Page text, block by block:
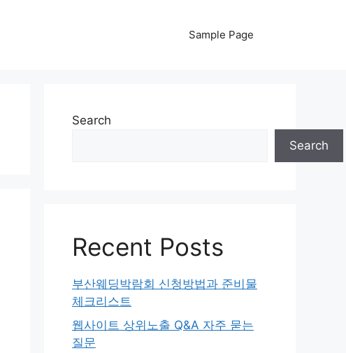
Sample Page
Search
Search
Recent Posts
부산웨딩박람회 신청방법과 준비물
체크리스트
웹사이트 상위노출 Q&A 자주 묻는
질문